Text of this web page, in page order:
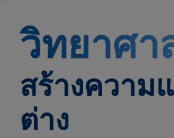
วิทยาศา
สร้างความ
ต่าง